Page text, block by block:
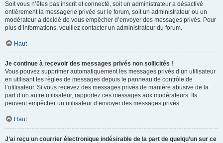
Soit vous n’êtes pas inscrit et connecté, soit un administrateur a désactivé
entièrement la messagerie privée sur le forum, soit un administrateur ou un
modérateur a décidé de vous empêcher d’envoyer des messages privés. Pour
plus d’informations, veuillez contacter un administrateur du forum.
Haut
Je continue à recevoir des messages privés non sollicités !
Vous pouvez supprimer automatiquement les messages privés d’un utilisateur
en utilisant les règles de messages depuis le panneau de contrôle de
l’utilisateur. Si vous recevez des messages privés de manière abusive de la
part d’un autre utilisateur, rapportez ces messages aux modérateurs. Ils
peuvent empêcher un utilisateur d’envoyer des messages privés.
Haut
J’ai reçu un courrier électronique indésirable de la part de quelqu’un sur ce